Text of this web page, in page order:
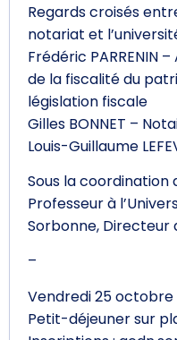
Regards croisés
notariat et
Frédéric PARRENIN
de la fiscalité du
législation fiscale
Gilles BONNET –
Louis-Guillaume
Sous la coordination
Professeur à
Sorbonne, Directeur
–
Vendredi 25 octobre
Petit-déjeuner sur